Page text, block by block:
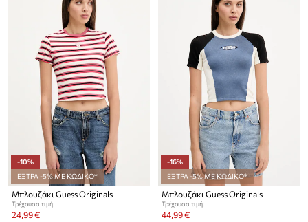
-10%
ΕΞΤΡΑ -5% ΜΕ ΚΩΔΙΚΟ*
Μπλουζάκι Guess Originals
Τρέχουσα τιμή:
24,99 €
-16%
ΕΞΤΡΑ -5% ΜΕ ΚΩΔΙΚΟ*
Μπλουζάκι Guess Originals
Τρέχουσα τιμή:
44,99 €